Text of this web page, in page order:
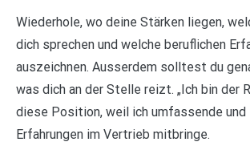
Wiederhole, wo deine Stärken liegen,
dich sprechen und welche beruflichen
auszeichnen. Ausserdem solltest du
was dich an der Stelle reizt. „Ich bin der
diese Position, weil ich umfassende und
Erfahrungen im Vertrieb mitbringe.